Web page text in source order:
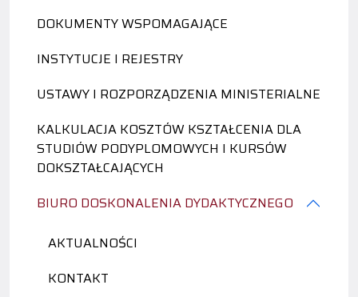
DOKUMENTY WSPOMAGAJĄCE
INSTYTUCJE I REJESTRY
USTAWY I ROZPORZĄDZENIA MINISTERIALNE
KALKULACJA KOSZTÓW KSZTAŁCENIA DLA
STUDIÓW PODYPLOMOWYCH I KURSÓW
DOKSZTAŁCAJĄCYCH
BIURO DOSKONALENIA DYDAKTYCZNEGO
AKTUALNOŚCI
KONTAKT